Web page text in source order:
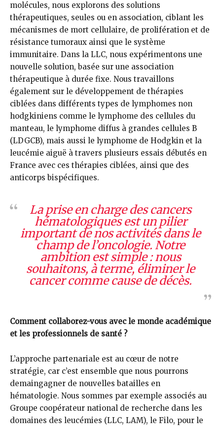
molécules, nous explorons des solutions
thérapeutiques, seules ou en association, ciblant les
mécanismes de mort cellulaire, de prolifération et de
résistance tumoraux ainsi que le système
immunitaire. Dans la LLC, nous expérimentons une
nouvelle solution, basée sur une association
thérapeutique à durée fixe. Nous travaillons
également sur le développement de thérapies
ciblées dans différents types de lymphomes non
hodgkiniens comme le lymphome des cellules du
manteau, le lymphome diffus à grandes cellules B
(LDGCB), mais aussi le lymphome de Hodgkin et la
leucémie aiguë à travers plusieurs essais débutés en
France avec ces thérapies ciblées, ainsi que des
anticorps bispécifiques.
La prise en charge des cancers
hématologiques est un pilier
important de nos activités dans le
champ de l’oncologie. Notre
ambition est simple : nous
souhaitons, à terme, éliminer le
cancer comme cause de décès.
Comment collaborez-vous avec le monde académique
et les professionnels de santé ?
L’approche partenariale est au cœur de notre
stratégie, car c’est ensemble que nous pourrons
demaingagner de nouvelles batailles en
hématologie. Nous sommes par exemple associés au
Groupe coopérateur national de recherche dans les
domaines des leucémies (LLC, LAM), le Filo, pour le